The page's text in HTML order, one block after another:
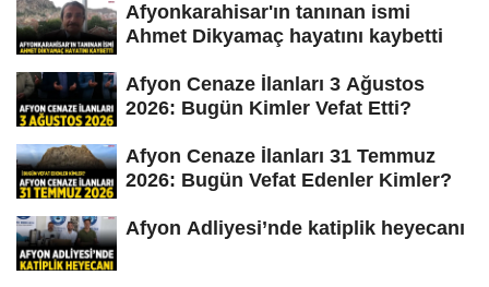
Afyonkarahisar'ın tanınan ismi
Ahmet Dikyamaç hayatını kaybetti
Afyon Cenaze İlanları 3 Ağustos
2026: Bugün Kimler Vefat Etti?
Afyon Cenaze İlanları 31 Temmuz
2026: Bugün Vefat Edenler Kimler?
Afyon Adliyesi’nde katiplik heyecanı